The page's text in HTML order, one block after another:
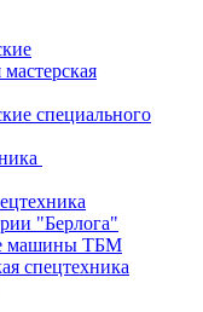
специального
"Берлога"
машины ТБМ
спецтехника